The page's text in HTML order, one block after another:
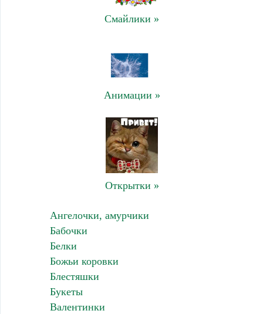
Смайлики »
Анимации »
Открытки »
Ангелочки, амурчики
Бабочки
Белки
Божьи коровки
Блестяшки
Букеты
Валентинки